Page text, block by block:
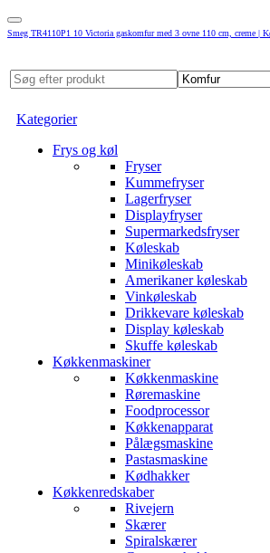
Smeg TR4110P1 10 Victoria gaskomfur med 3 ovne 110 cm, creme |
Kategorier
Frys og køl
Fryser
Kummefryser
Lagerfryser
Displayfryser
Supermarkedsfryser
Køleskab
Minikøleskab
Amerikaner køleskab
Vinkøleskab
Drikkevare køleskab
Display køleskab
Skuffe køleskab
Køkkenmaskiner
Køkkenmaskine
Røremaskine
Foodprocessor
Køkkenapparat
Pålægsmaskine
Pastasmaskine
Kødhakker
Køkkenredskaber
Rivejern
Skærer
Spiralskærer